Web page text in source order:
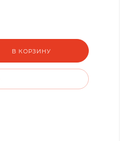
В КОРЗИНУ